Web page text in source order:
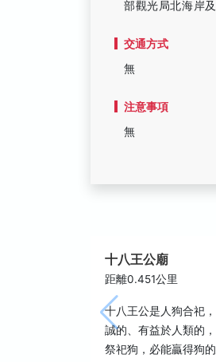
部觀光局北海岸
交通方式
無
注意事項
無
十八王公廟
距離0.451公里
十八王公是人狗合祀
誠的、有益於人類的
祭祀狗，必能贏得狗